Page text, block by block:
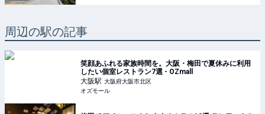
周辺の駅の記事
笑顔あふれる家族時間を。大阪・梅田で夏休みに利用
したい個室レストラン7選 - OZmall
大阪駅 大阪府大阪市北区
オズモール